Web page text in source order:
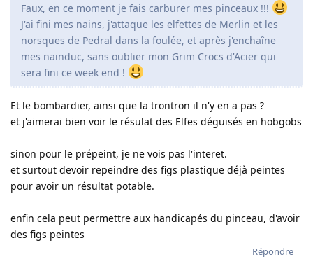
Faux, en ce moment je fais carburer mes pinceaux !!!
J'ai fini mes nains, j'attaque les elfettes de Merlin et les
norsques de Pedral dans la foulée, et après j'enchaîne
mes nainduc, sans oublier mon Grim Crocs d'Acier qui
sera fini ce week end !
Et le bombardier, ainsi que la trontron il n'y en a pas ?
et j'aimerai bien voir le résulat des Elfes déguisés en hobgobs
sinon pour le prépeint, je ne vois pas l'interet.
et surtout devoir repeindre des figs plastique déjà peintes
pour avoir un résultat potable.
enfin cela peut permettre aux handicapés du pinceau, d'avoir
des figs peintes
Répondre